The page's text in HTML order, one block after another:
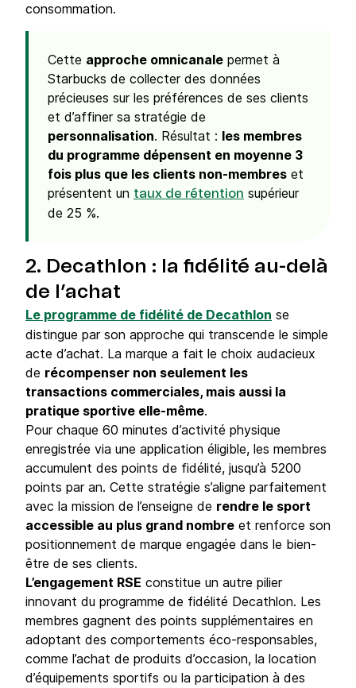
consommation.
Cette approche omnicanale permet à
Starbucks de collecter des données
précieuses sur les préférences de ses clients
et d’affiner sa stratégie de
personnalisation. Résultat : les membres
du programme dépensent en moyenne 3
fois plus que les clients non-membres et
présentent un taux de rétention supérieur
de 25 %.
2. Decathlon : la fidélité au-delà
de l’achat
Le programme de fidélité de Decathlon se
distingue par son approche qui transcende le simple
acte d’achat. La marque a fait le choix audacieux
de récompenser non seulement les
transactions commerciales, mais aussi la
pratique sportive elle-même.
Pour chaque 60 minutes d’activité physique
enregistrée via une application éligible, les membres
accumulent des points de fidélité, jusqu’à 5200
points par an. Cette stratégie s’aligne parfaitement
avec la mission de l’enseigne de rendre le sport
accessible au plus grand nombre et renforce son
positionnement de marque engagée dans le bien-
être de ses clients.
L’engagement RSE constitue un autre pilier
innovant du programme de fidélité Decathlon. Les
membres gagnent des points supplémentaires en
adoptant des comportements éco-responsables,
comme l’achat de produits d’occasion, la location
d’équipements sportifs ou la participation à des